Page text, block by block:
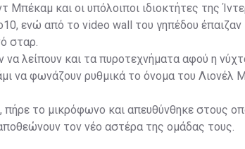
Μπέκαμ και οι υπόλοιποι ιδιοκτήτες της
ενώ από το video wall του γηπέδου έπαιζαν
σταρ.
λείπουν και τα πυροτεχνήματα αφού η
να φωνάζουν ρυθμικά το όνομα του Λιονέλ
πήρε το μικρόφωνο και απευθύνθηκε στους
τον νέο αστέρα της ομάδας τους.